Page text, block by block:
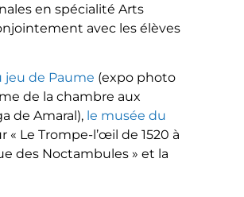
en spécialité Arts
avec les élèves
jeu de Paume (expo photo
de la chambre aux
de Amaral), le musée du
« Le Trompe-l’œil de 1520 à
des Noctambules » et la